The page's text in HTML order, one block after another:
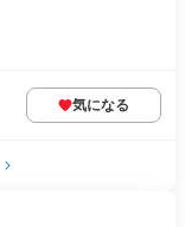
気になる